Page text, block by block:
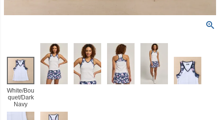
White/Bou
quet/Dark
Navy